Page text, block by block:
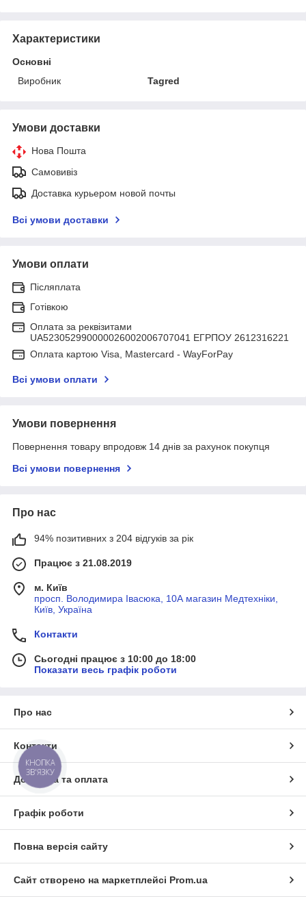
Характеристики
Основні
Виробник
Tagred
Умови доставки
Нова Пошта
Самовивіз
Доставка курьером новой почты
Всі умови доставки
Умови оплати
Післяплата
Готівкою
Оплата за реквізитами
UA523052990000026002006707041 ЕГРПОУ 2612316221
Оплата картою Visa, Mastercard - WayForPay
Всі умови оплати
Умови повернення
Повернення товару впродовж 14 днів за рахунок покупця
Всі умови повернення
Про нас
94% позитивних з 204 відгуків за рік
Працює з 21.08.2019
м. Київ
просп. Володимира Івасюка, 10А магазин Медтехніки,
Київ, Україна
Контакти
Сьогодні працює з 10:00 до 18:00
Показати весь графік роботи
Про нас
Контакти
Доставка та оплата
Графік роботи
Повна версія сайту
Сайт створено на маркетплейсі Prom.ua
КНОПКА
ЗВ'ЯЗКУ